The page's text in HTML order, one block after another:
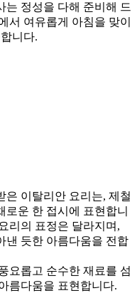
는 정성을 다해 준비해 드
서 여유롭게 아침을 맞이
니다.
은 이탈리안 요리는, 제철
운 한 접시에 표현합니
리의 표정은 달라지며,
낸 듯한 아름다움을 전합
요롭고 순수한 재료를 섬
름다움을 표현합니다.